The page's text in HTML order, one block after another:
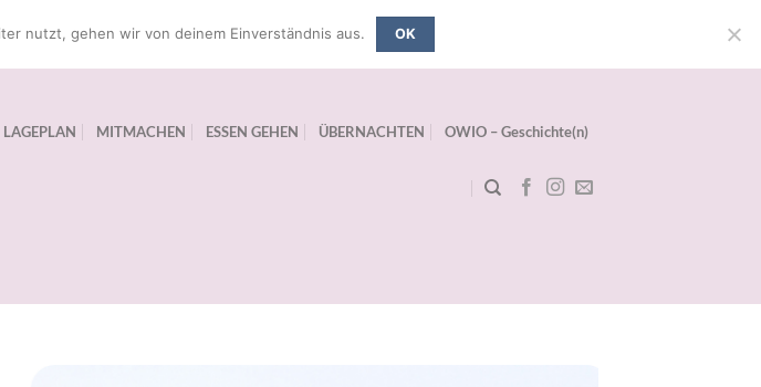
LAGEPLAN MITMACHEN ESSEN GEHEN ÜBERNACHTEN OWIO – Geschichte(n)
nutzt, gehen wir von deinem Einverständnis aus. OK